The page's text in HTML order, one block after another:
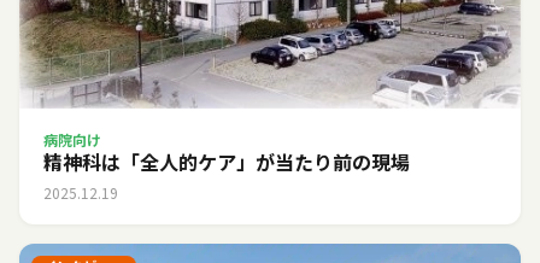
病院向け
精神科は「全人的ケア」が当たり前の現場
2025.12.19